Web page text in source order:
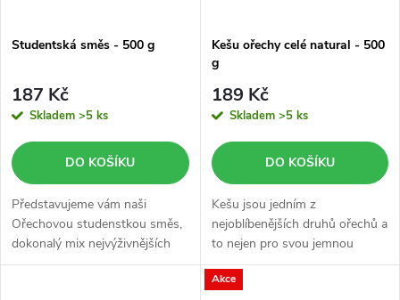
Studentská směs - 500 g
187 Kč
Skladem >5 ks
DO KOŠÍKU
Představujeme vám naši
Ořechovou studenstkou směs,
dokonalý mix nejvýživnějších
ořechů a sladkých rozinek.
Kešu ořechy celé natural - 500
g
189 Kč
Skladem >5 ks
DO KOŠÍKU
Kešu jsou jedním z
nejoblíbenějších druhů ořechů a
to nejen pro svou jemnou
texturu, lahodnou nasládlou
krémovou chuť a pro pestré
Akce